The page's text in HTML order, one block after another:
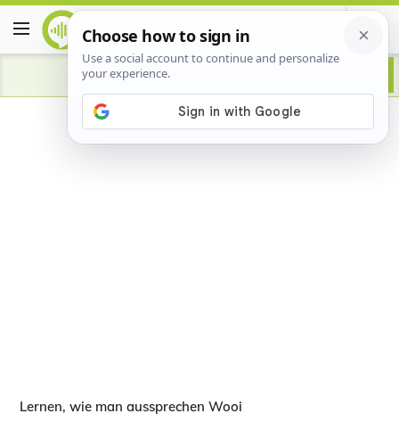
Advertisement
Lernen, wie man aussprechen Wooi